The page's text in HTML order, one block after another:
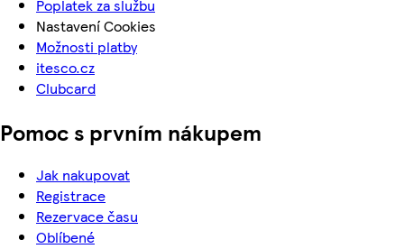
Poplatek za službu
Nastavení Cookies
Možnosti platby
itesco.cz
Clubcard
Pomoc s prvním nákupem
Jak nakupovat
Registrace
Rezervace času
Oblíbené